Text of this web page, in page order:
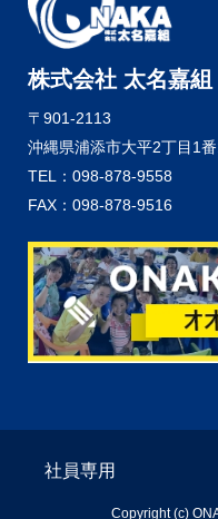
株式会社 太名嘉組
〒901-2113
沖縄県浦添市大平2丁目1
TEL：098-878-9558
FAX：098-878-9516
社員専用
Copyright (c)